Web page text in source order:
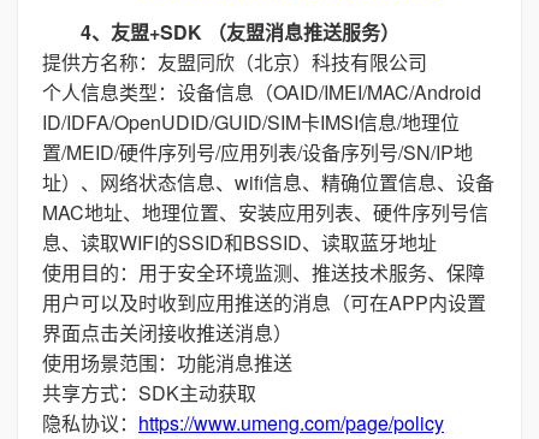
4、友盟+SDK （友盟消息推送服务）
提供方名称：友盟同欣（北京）科技有限公司
个人信息类型：设备信息（OAID/IMEI/MAC/Android
ID/IDFA/OpenUDID/GUID/SIM卡IMSI信息/地理位
置/MEID/硬件序列号/应用列表/设备序列号/SN/IP地
址）、网络状态信息、wifi信息、精确位置信息、设备
MAC地址、地理位置、安装应用列表、硬件序列号信
息、读取WIFI的SSID和BSSID、读取蓝牙地址
使用目的：用于安全环境监测、推送技术服务、保障
用户可以及时收到应用推送的消息（可在APP内设置
界面点击关闭接收推送消息）
使用场景范围：功能消息推送
共享方式：SDK主动获取
隐私协议： https://www.umeng.com/page/policy